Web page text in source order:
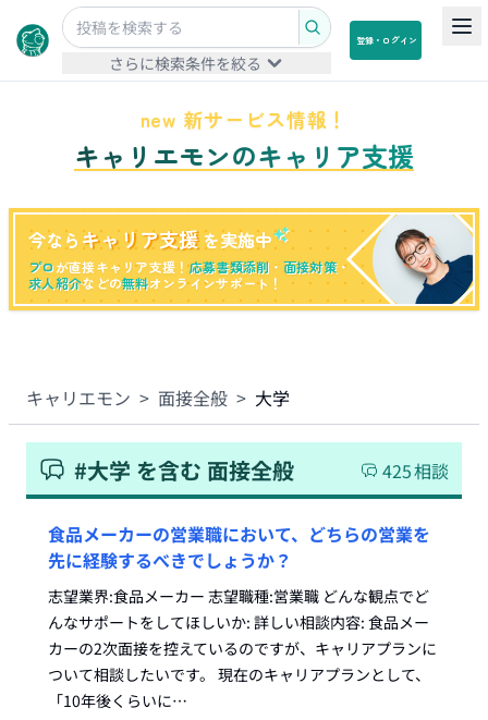
さらに検索条件を絞る
登録・ログイン
new 新サービス情報！
キャリエモンのキャリア支援
今なら キャリア支援 を実施中
プロが直接キャリア支援！応募書類添削 ・ 面接対策・
求人紹介などの無料オンラインサポート！
キャリエモン > 面接全般 > 大学
#大学 を含む 面接全般 425相談
食品メーカーの営業職において、どちらの営業を
先に経験するべきでしょうか？
志望業界:食品メーカー 志望職種:営業職 どんな観点でど
んなサポートをしてほしいか: 詳しい相談内容: 食品メー
カーの2次面接を控えているのですが、キャリアプランに
ついて相談したいです。 現在のキャリアプランとして、
「10年後くらいに…